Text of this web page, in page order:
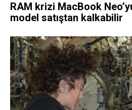
RAM krizi MacBook
model satıştan kalkabilir